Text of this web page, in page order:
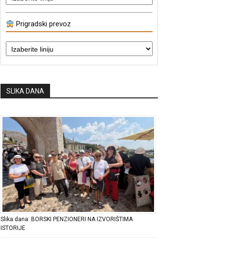
Prigradski prevoz
SLIKA DANA
Slika dana: BORSKI PENZIONERI NA IZVORIŠTIMA
ISTORIJE